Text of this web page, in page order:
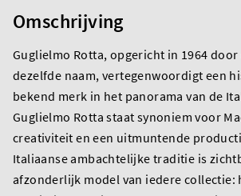
Omschrijving
Guglielmo Rotta, opgericht in 1964
dezelfde naam, vertegenwoordigt een
bekend merk in het panorama van de
Guglielmo Rotta staat synoniem voor
creativiteit en een uitmuntende
Italiaanse ambachtelijke traditie is
afzonderlijk model van iedere collectie: